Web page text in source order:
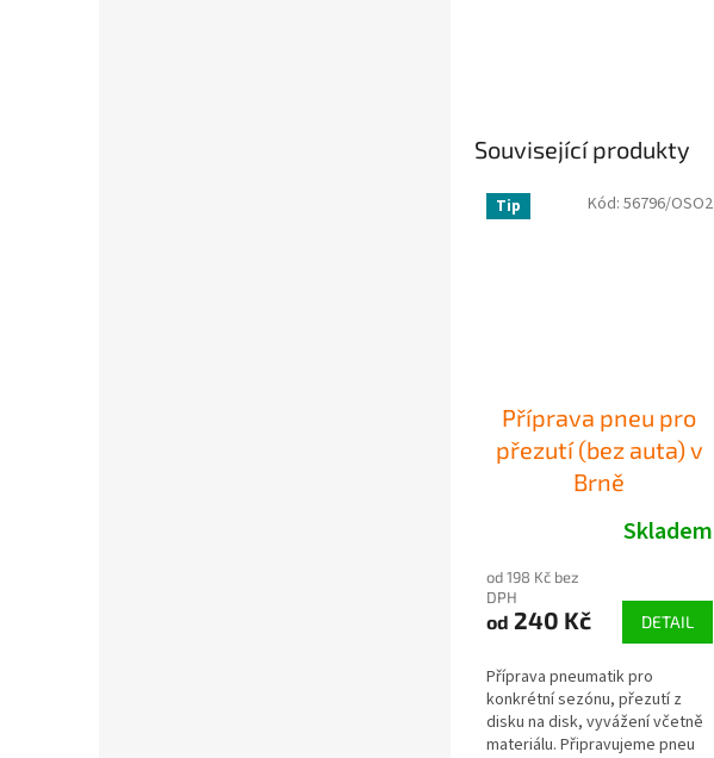
Související produkty
Tip
Příprava pneu pro
přezutí (bez auta) v
Brně
Skladem
od 198 Kč bez
DPH
od 240 Kč DETAIL
Příprava pneumatik pro
konkrétní sezónu, přezutí z
disku na disk, vyvážení včetně
materiálu. Připravujeme pneu
Kód: 56796/OSO2